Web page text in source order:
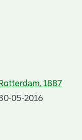
1887
05-2016